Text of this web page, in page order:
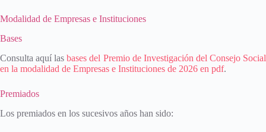
Modalidad de Empresas e Instituciones
Bases
Consulta aquí lasbases del Premio de Investigación del Consejo Social
en la modalidad de Empresas e Instituciones de 2026 en pdf.
Premiados
Los premiados en los sucesivos años han sido: